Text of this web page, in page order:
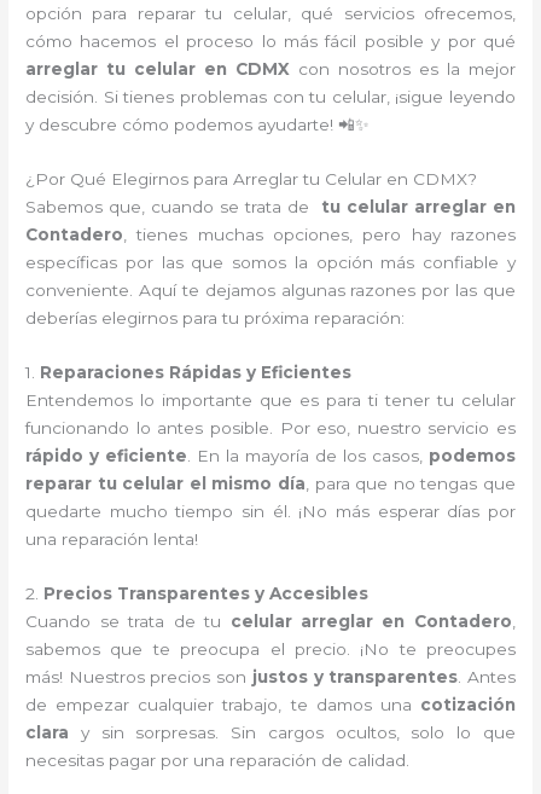
opción para reparar tu celular, qué servicios ofrecemos,
cómo hacemos el proceso lo más fácil posible y por qué
arreglar tu celular en CDMX con nosotros es la mejor
decisión. Si tienes problemas con tu celular, ¡sigue leyendo
y descubre cómo podemos ayudarte! 📲✨
¿Por Qué Elegirnos para Arreglar tu Celular en CDMX?
Sabemos que, cuando se trata de
tu celular arreglar en
Contadero , tienes muchas opciones, pero hay razones
específicas por las que somos la opción más confiable y
conveniente. Aquí te dejamos algunas razones por las que
deberías elegirnos para tu próxima reparación:
1. Reparaciones Rápidas y Eficientes
Entendemos lo importante que es para ti tener tu celular
funcionando lo antes posible. Por eso, nuestro servicio es
rápido y eficiente . En la mayoría de los casos, podemos
reparar tu celular el mismo día , para que no tengas que
quedarte mucho tiempo sin él. ¡No más esperar días por
una reparación lenta!
2. Precios Transparentes y Accesibles
Cuando se trata de tu celular arreglar en Contadero
sabemos que te preocupa el precio. ¡No te preocupes
más! Nuestros precios son justos y transparentes . Antes
de empezar cualquier trabajo, te damos una cotización
clara y sin sorpresas. Sin cargos ocultos, solo lo que
necesitas pagar por una reparación de calidad.